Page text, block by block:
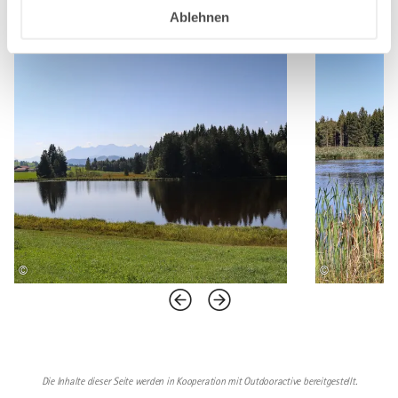
Ablehnen
© ©
Die Inhalte dieser Seite werden in Kooperation mit Outdooractive bereitgestellt.